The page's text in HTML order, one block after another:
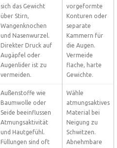
sich das Gewicht
über Stirn,
Wangenknochen
und Nasenwurzel.
Direkter Druck auf
Augäpfel oder
Augenlider ist zu
vermeiden.
vorgeformte
Konturen oder
separate
Kammern für
die Augen.
Vermeide
flache, harte
Gewichte.
Außenstoffe wie
Baumwolle oder
Seide beeinflussen
Atmungsaktivität
und Hautgefühl.
Füllungen sind oft
Wähle
atmungsaktives
Material bei
Neigung zu
Schwitzen.
Abnehmbare